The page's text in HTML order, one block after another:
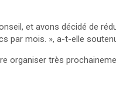
et avons décidé de
par mois. », a-t-elle
organiser très